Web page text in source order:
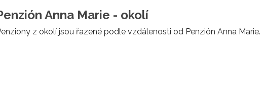
Anna Marie - okolí
z okolí jsou řazené podle vzdálenosti od Penzión Anna Marie.